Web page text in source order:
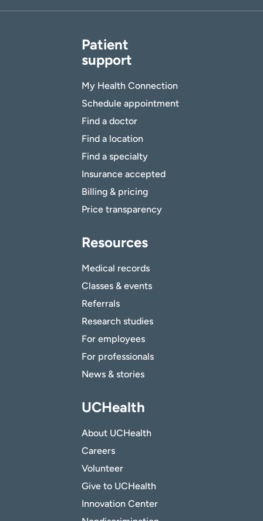
Patient
support
My Health Connection
Schedule appointment
Find a doctor
Find a location
Find a specialty
Insurance accepted
Billing & pricing
Price transparency
Resources
Medical records
Classes & events
Referrals
Research studies
For employees
For professionals
News & stories
UCHealth
About UCHealth
Careers
Volunteer
Give to UCHealth
Innovation Center